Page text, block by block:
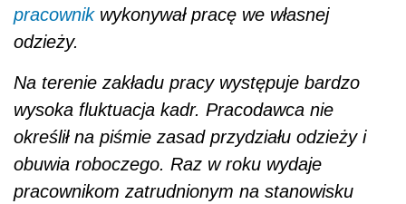
pracownikwykonywał pracę we własnej
odzieży.
Na terenie zakładu pracy występuje bardzo
wysoka fluktuacja kadr. Pracodawca nie
określił na piśmie zasad przydziału odzieży i
obuwia roboczego. Raz w roku wydaje
pracownikom zatrudnionym na stanowisku